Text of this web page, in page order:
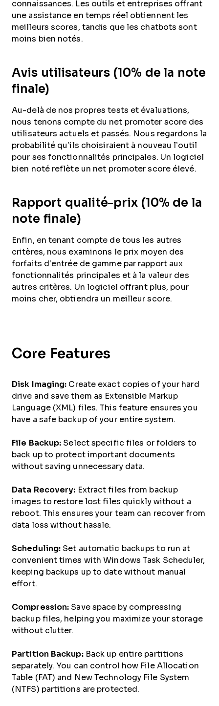
connaissances. Les outils et entreprises offrant
une assistance en temps réel obtiennent les
meilleurs scores, tandis que les chatbots sont
moins bien notés.
Avis utilisateurs (10% de la note
finale)
Au-delà de nos propres tests et évaluations,
nous tenons compte du net promoter score des
utilisateurs actuels et passés. Nous regardons la
probabilité qu’ils choisiraient à nouveau l’outil
pour ses fonctionnalités principales. Un logiciel
bien noté reflète un net promoter score élevé.
Rapport qualité-prix (10% de la
note finale)
Enfin, en tenant compte de tous les autres
critères, nous examinons le prix moyen des
forfaits d’entrée de gamme par rapport aux
fonctionnalités principales et à la valeur des
autres critères. Un logiciel offrant plus, pour
moins cher, obtiendra un meilleur score.
Core Features
Disk Imaging: Create exact copies of your hard
drive and save them as Extensible Markup
Language (XML) files. This feature ensures you
have a safe backup of your entire system.
File Backup: Select specific files or folders to
back up to protect important documents
without saving unnecessary data.
Data Recovery: Extract files from backup
images to restore lost files quickly without a
reboot. This ensures your team can recover from
data loss without hassle.
Scheduling: Set automatic backups to run at
convenient times with Windows Task Scheduler,
keeping backups up to date without manual
effort.
Compression: Save space by compressing
backup files, helping you maximize your storage
without clutter.
Partition Backup:Back up entire partitions
separately. You can control how File Allocation
Table (FAT) and New Technology File System
(NTFS) partitions are protected.